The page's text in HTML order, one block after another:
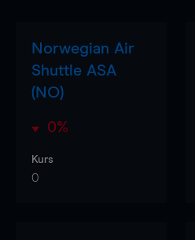
Norwegian Air
Shuttle ASA
(NO)
0%
Kurs
0